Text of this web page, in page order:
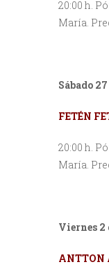
20:00 h.
María.
Sábado
FETÉN
20:00 h.
María.
Viernes 2
ANTTON